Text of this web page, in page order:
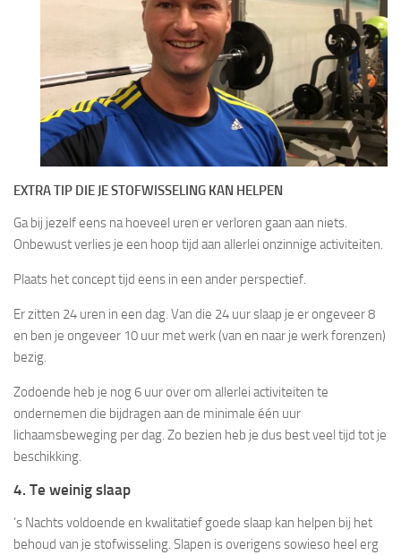
EXTRA TIP DIE JE STOFWISSELING KAN HELPEN
Ga bij jezelf eens na hoeveel uren er verloren gaan aan niets.
Onbewust verlies je een hoop tijd aan allerlei onzinnige activiteiten.
Plaats het concept tijd eens in een ander perspectief.
Er zitten 24 uren in een dag. Van die 24 uur slaap je er ongeveer 8
en ben je ongeveer 10 uur met werk (van en naar je werk forenzen)
bezig.
Zodoende heb je nog 6 uur over om allerlei activiteiten te
ondernemen die bijdragen aan de minimale één uur
lichaamsbeweging per dag. Zo bezien heb je dus best veel tijd tot je
beschikking.
4. Te weinig slaap
’s Nachts voldoende en kwalitatief goede slaap kan helpen bij het
behoud van je stofwisseling. Slapen is overigens sowieso heel erg